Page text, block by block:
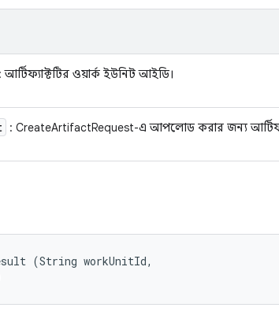
: আর্টিফ্যাক্টটির ওয়ার্ক ইউনিট আইডি।
: CreateArtifactRequest-এ আপলোড করার জন্য
(String workUnitId,